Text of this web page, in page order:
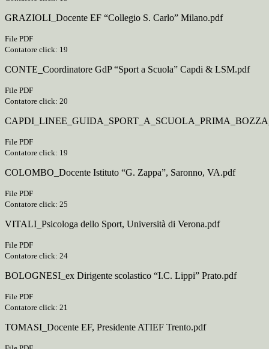
GRAZIOLI_Docente EF “Collegio S. Carlo” Milano.pdf
File PDF
Contatore click: 19
CONTE_Coordinatore GdP “Sport a Scuola” Capdi & LSM.pdf
File PDF
Contatore click: 20
File PDF
Contatore click: 19
COLOMBO_Docente Istituto “G. Zappa”, Saronno, VA.pdf
File PDF
Contatore click: 25
VITALI_Psicologa dello Sport, Università di Verona.pdf
File PDF
Contatore click: 24
BOLOGNESI_ex Dirigente scolastico “I.C. Lippi” Prato.pdf
File PDF
Contatore click: 21
TOMASI_Docente EF, Presidente ATIEF Trento.pdf